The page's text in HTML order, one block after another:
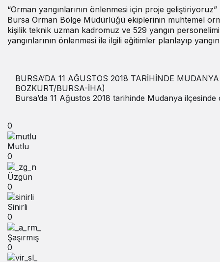
“Orman yangınlarının önlenmesi için proje geliştiriyoruz”
Bursa Orman Bölge Müdürlüğü ekiplerinin muhtemel
kişilik teknik uzman kadromuz ve 529 yangın
yangınlarının önlenmesi ile ilgili eğitimler planlayıp
BURSA’DA 11 AĞUSTOS 2018 TARİHİNDE
BOZKURT/BURSA-İHA)
Bursa’da 11 Ağustos 2018 tarihinde Mudanya
0
Mutlu
0
Üzgün
0
Sinirli
0
Şaşırmış
0